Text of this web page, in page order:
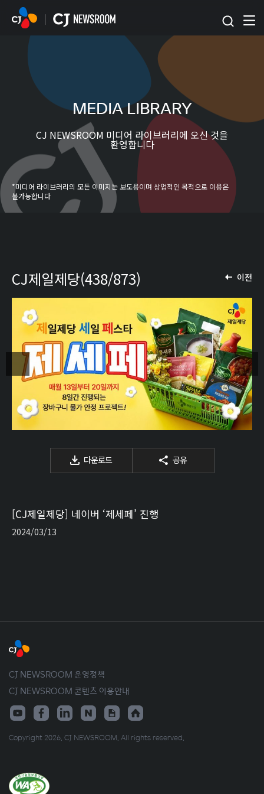
본문 바로가기
MEDIA LIBRARY
CJ NEWSROOM 미디어 라이브러리에 오신 것을
환영합니다
*미디어 라이브러리의 모든 이미지는 보도용이며 상업적인 목적으로 이용은
불가능합니다
이전
CJ제일제당(438/873)
다운로드 공유
[CJ제일제당] 네이버 ‘제세페’ 진행
2024/03/13
CJ NEWSROOM 운영정책
CJ NEWSROOM 콘텐츠 이용안내
Copyright 2026. CJ NEWSROOM. All rights reserved.